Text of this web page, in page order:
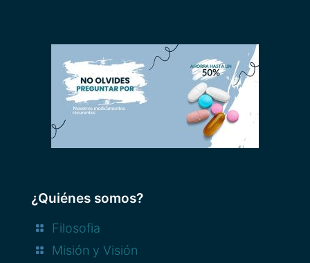
¿Quiénes somos?
Filosofia
Misión y Visión